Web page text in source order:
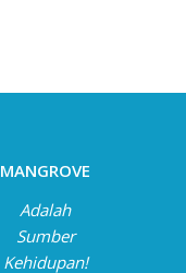
MANGROVE
Adalah
Sumber
Kehidupan!